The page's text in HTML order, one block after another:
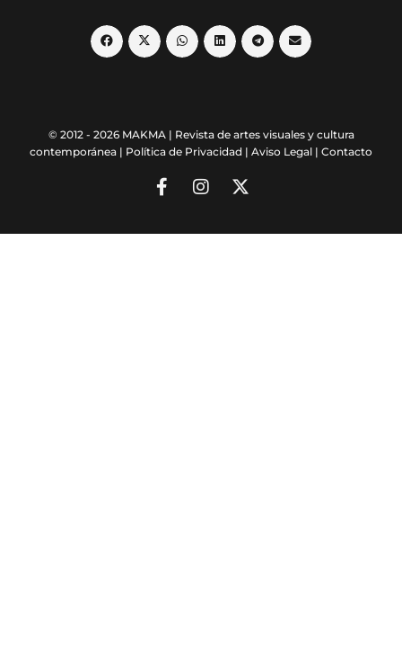
© 2012 - 2026 MAKMA | Revista de artes visuales y cultura
contemporánea | Política de Privacidad | Aviso Legal | Contacto